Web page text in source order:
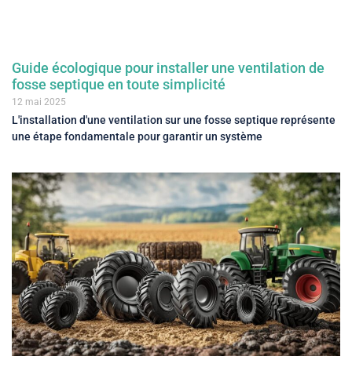
Guide écologique pour installer une ventilation de
fosse septique en toute simplicité
12 mai 2025
L'installation d'une ventilation sur une fosse septique représente
une étape fondamentale pour garantir un système